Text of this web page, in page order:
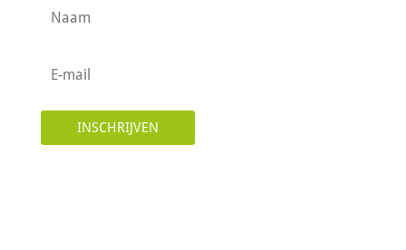
INSCHRIJVEN